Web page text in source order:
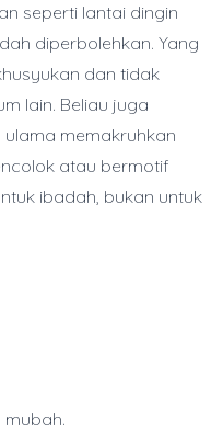
seperti lantai dingin
diperbolehkan. Yang
dan tidak
lain. Beliau juga
memakruhkan
atau bermotif
ibadah, bukan untuk